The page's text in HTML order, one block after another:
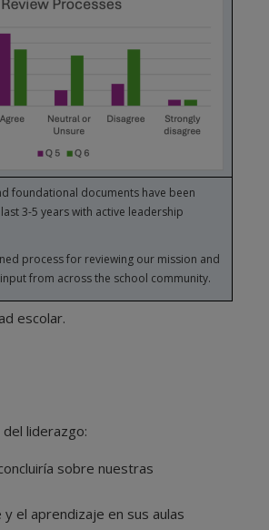
foundational documents have been
3-5 years with active leadership
process for reviewing our mission and
from across the school community.
escolar.
liderazgo:
sobre nuestras
el aprendizaje en sus aulas